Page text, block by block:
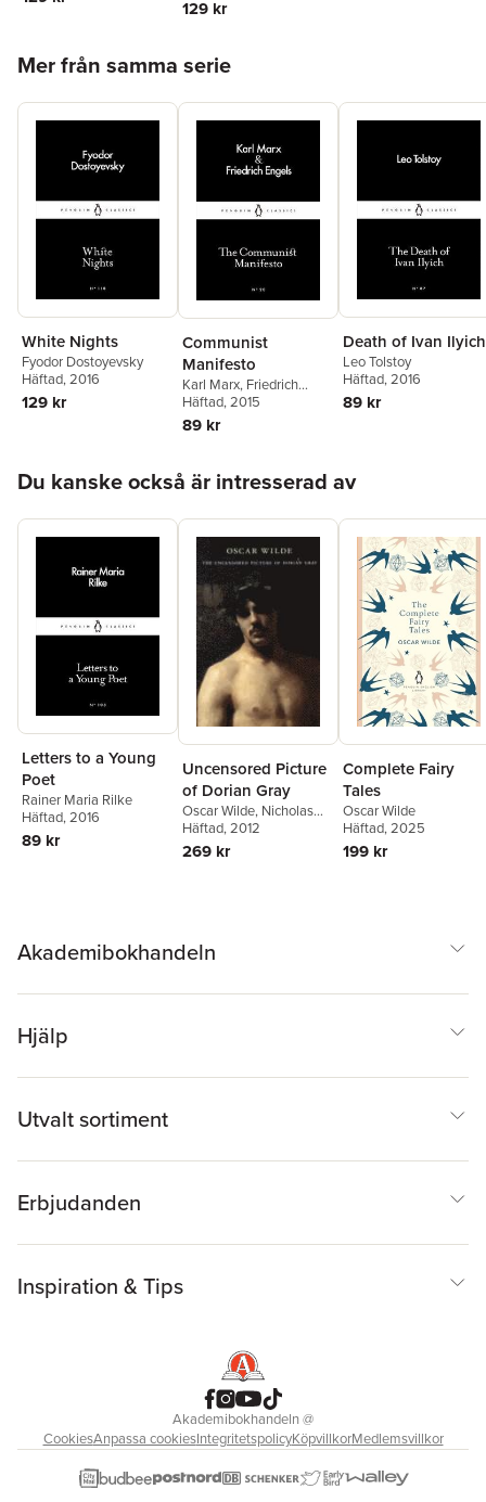
129 kr
Mer från samma serie
White Nights
Fyodor Dostoyevsky
Häftad, 2016
129 kr
Communist
Manifesto
Karl Marx, Friedrich
Engels
Häftad, 2015
89 kr
Death of Ivan Ilyich
Leo Tolstoy
Häftad, 2016
89 kr
Du kanske också är intresserad av
Letters to a Young
Poet
Rainer Maria Rilke
Häftad, 2016
89 kr
Uncensored Picture
of Dorian Gray
Oscar Wilde, Nicholas
Frankel
Häftad, 2012
269 kr
Complete Fairy
Tales
Oscar Wilde
Häftad, 2025
199 kr
Akademibokhandeln
Hjälp
Utvalt sortiment
Erbjudanden
Inspiration & Tips
Akademibokhandeln@
CookiesAnpassa cookiesIntegritetspolicyKöpvillkorMedlemsvillkor